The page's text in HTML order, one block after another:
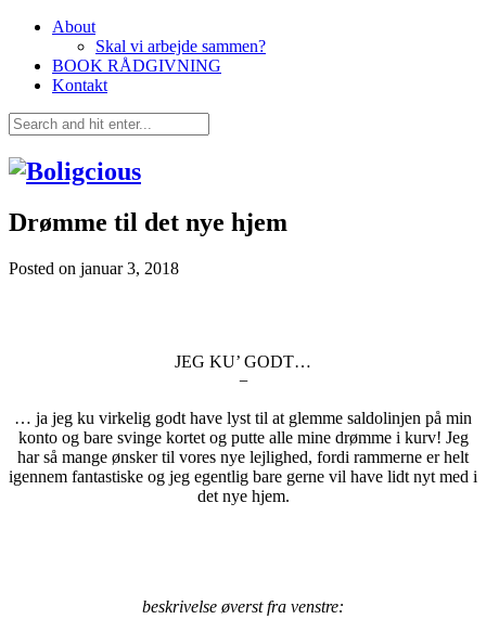
About
Skal vi arbejde sammen?
BOOK RÅDGIVNING
Kontakt
Drømme til det nye hjem
Posted on januar 3, 2018
JEG KU’ GODT…
−
… ja jeg ku virkelig godt have lyst til at glemme saldolinjen på min
konto og bare svinge kortet og putte alle mine drømme i kurv! Jeg
har så mange ønsker til vores nye lejlighed, fordi rammerne er helt
igennem fantastiske og jeg egentlig bare gerne vil have lidt nyt med i
det nye hjem.
beskrivelse øverst fra venstre: